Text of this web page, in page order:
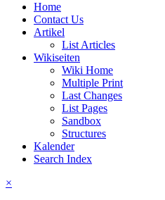
Home
Contact Us
Artikel
List Articles
Wikiseiten
Wiki Home
Multiple Print
Last Changes
List Pages
Sandbox
Structures
Kalender
Search Index
×